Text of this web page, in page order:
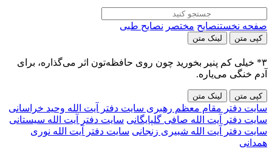
صفحه نخستنصایح مختصر نصایح طبی
کپی متن لینک متن
۳* خیلی کم پنیر بخورید چون روی حافظه‌تون اثر می‌گذاره، برای
آدم خنگی می‌یاره.
کپی متن لینک متن
سایت دفتر مقام معظم رهبری سایت دفتر آیت الله وحید خراسانی
سایت دفتر آیت الله صافی گلپایگانی سایت دفتر آیت الله سیستانی
سایت دفتر آیت الله شبیری زنجانی سایت دفتر آیت الله نوری
همدانی